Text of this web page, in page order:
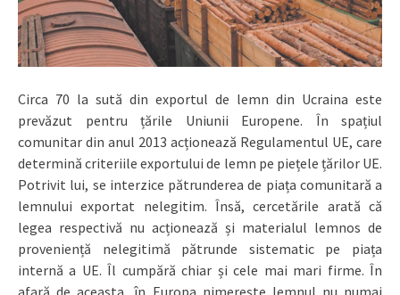
Circa 70 la sută din exportul de lemn din Ucraina este
prevăzut pentru țările Uniunii Europene. În spațiul
comunitar din anul 2013 acționează Regulamentul UE, care
determină criteriile exportului de lemn pe piețele țărilor UE.
Potrivit lui, se interzice pătrunderea de piața comunitară a
lemnului exportat nelegitim. Însă, cercetările arată că
legea respectivă nu acționează și materialul lemnos de
proveniență nelegitimă pătrunde sistematic pe piața
internă a UE. Îl cumpără chiar și cele mai mari firme. În